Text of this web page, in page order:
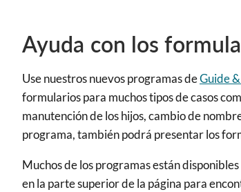
Ayuda con los
Use nuestros nuevos programas deGuide
formularios para muchos tipos de casos
manutención de los hijos, cambio de
programa, también podrá presentar los
Muchos de los programas están
en la parte superior de la página para